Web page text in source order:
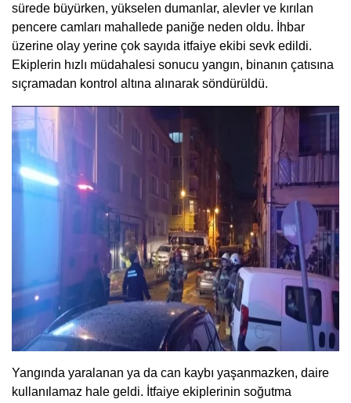
sürede büyürken, yükselen dumanlar, alevler ve kırılan
pencere camları mahallede paniğe neden oldu. İhbar
üzerine olay yerine çok sayıda itfaiye ekibi sevk edildi.
Ekiplerin hızlı müdahalesi sonucu yangın, binanın çatısına
sıçramadan kontrol altına alınarak söndürüldü.
Yangında yaralanan ya da can kaybı yaşanmazken, daire
kullanılamaz hale geldi. İtfaiye ekiplerinin soğutma